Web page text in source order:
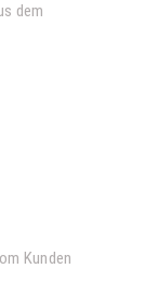
dem
Kunden